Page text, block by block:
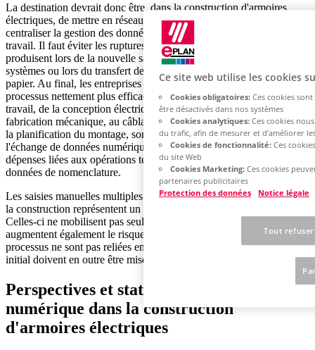
La destination devrait donc être, dans la construction d'armoires
électriques, de mettre en réseau les différents processus et de
centraliser la gestion des données générées pour toutes les étapes de
travail. Il faut éviter les ruptures de médias, comme celles qui se
produisent lors de la nouvelle saisie de données dans d'autres
systèmes ou lors du transfert de schémas des connexions sous forme
papier. Au final, les entreprises de fabrication bénéficient de
processus nettement plus efficaces. Si les différentes étapes de
travail, de la conception électrique dans le système CAO à la
fabrication mécanique, au câblage et au contrôle final, en passant par
la planification du montage, sont étroitement imbriquées dans
l'échange de données numériques, il est possible de minimiser les
dépenses liées aux opérations telles que le report manuel des
données de nomenclature.
Les saisies manuelles multiples d'informations déjà disponibles dans
la construction représentent un autre surcroît de travail évitable.
Celles-ci ne mobilisent pas seulement du temps de travail, mais
augmentent également le risque d'erreurs. Si les différentes étapes du
processus ne sont pas reliées entre elles, les modifications de l'Ordre
initial doivent en outre être mises en œuvre dans plusieurs systèmes.
Perspectives et statu quo : le jumeau
numérique dans la construction
d'armoires électriques
Ce site web utilise les cookies
Cookies obligatoires: Ces cookies
être désactivés dans nos systèmes
Cookies analytiques: Ces cookies
du trafic, afin de mesurer et d’améliorer
Cookies de fonctionnalité: Ces
du site Web
Cookies Marketing: Ces cookies
partenaires publicitaires
Protection des données
Notice légale
Tout refuser